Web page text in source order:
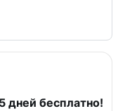
бесплатно!